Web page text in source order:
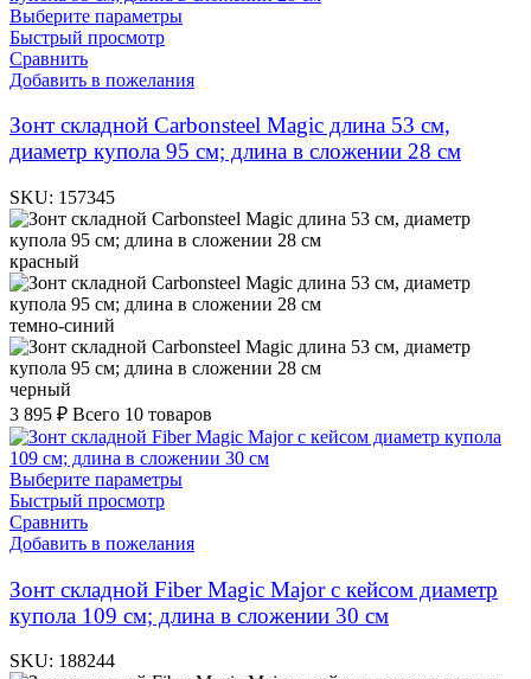
Выберите параметры
Быстрый просмотр
Сравнить
Добавить в пожелания
Зонт складной Carbonsteel Magic длина 53 см,
диаметр купола 95 см; длина в сложении 28 см
SKU: 157345
красный
темно-синий
черный
3 895 ₽ Всего 10 товаров
Выберите параметры
Быстрый просмотр
Сравнить
Добавить в пожелания
Зонт складной Fiber Magic Major с кейсом диаметр
купола 109 см; длина в сложении 30 см
SKU: 188244